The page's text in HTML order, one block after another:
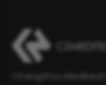
Changzhou